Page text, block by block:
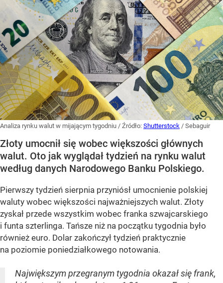
Analiza rynku walut w mijającym tygodniu / Źródło: Shutterstock / Sebaguir
Złoty umocnił się wobec większości głównych
walut. Oto jak wyglądał tydzień na rynku walut
według danych Narodowego Banku Polskiego.
Pierwszy tydzień sierpnia przyniósł umocnienie polskiej
waluty wobec większości najważniejszych walut. Złoty
zyskał przede wszystkim wobec franka szwajcarskiego
i funta szterlinga. Tańsze niż na początku tygodnia było
również euro. Dolar zakończył tydzień praktycznie
na poziomie poniedziałkowego notowania.
Największym przegranym tygodnia okazał się frank,